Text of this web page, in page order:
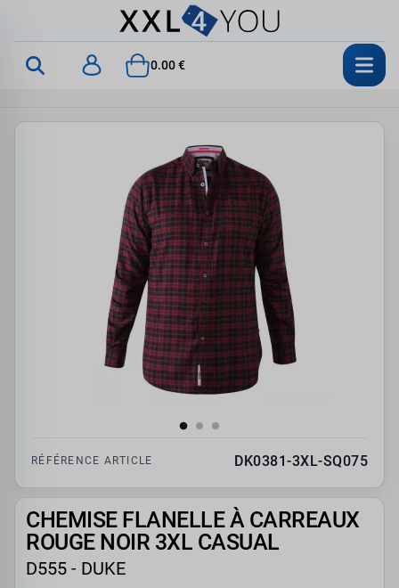
0.00 €
RÉFÉRENCE ARTICLE DK0381-3XL-SQ075
CHEMISE FLANELLE À CARREAUX
ROUGE NOIR 3XL CASUAL
D555 - DUKE